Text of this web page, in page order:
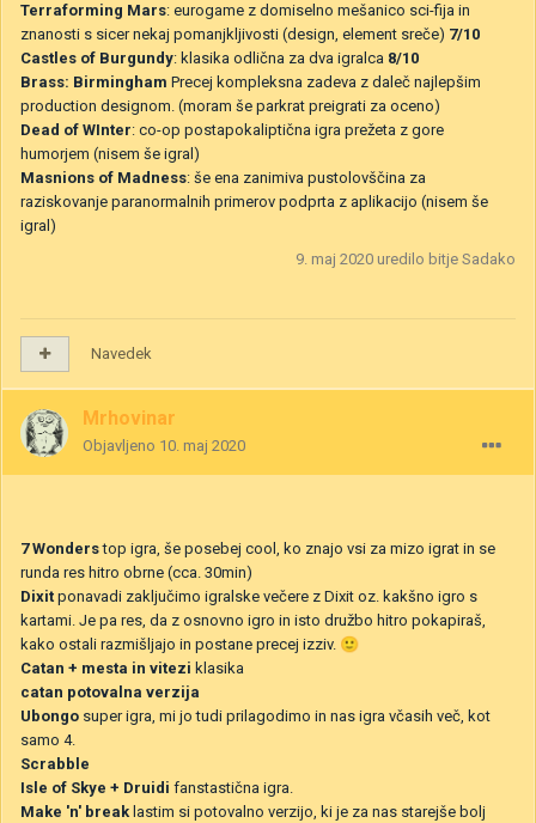
Terraforming Mars: eurogame z domiselno mešanico sci-fija in
znanosti s sicer nekaj pomanjkljivosti (design, element sreče) 7/10
Castles of Burgundy: klasika odlična za dva igralca 8/10
Brass: Birmingham Precej kompleksna zadeva z daleč najlepšim
production designom. (moram še parkrat preigrati za oceno)
Dead of WInter: co-op postapokaliptična igra prežeta z gore
humorjem (nisem še igral)
Masnions of Madness: še ena zanimiva pustolovščina za
raziskovanje paranormalnih primerov podprta z aplikacijo (nisem še
igral)
9. maj 2020 uredilo bitje Sadako
Navedek
Mrhovinar
Objavljeno 10. maj 2020
7 Wonderstop igra, še posebej cool, ko znajo vsi za mizo igrat in se
runda res hitro obrne (cca. 30min)
Dixit ponavadi zaključimo igralske večere z Dixit oz. kakšno igro s
kartami. Je pa res, da z osnovno igro in isto družbo hitro pokapiraš,
kako ostali razmišljajo in postane precej izziv. 🙂
Catan + mesta in vitezi klasika
catan potovalna verzija
Ubongo super igra, mi jo tudi prilagodimo in nas igra včasih več, kot
samo 4.
Scrabble
Isle of Skye + Druidi fanstastična igra.
Make 'n' break lastim si potovalno verzijo, ki je za nas starejše bolj